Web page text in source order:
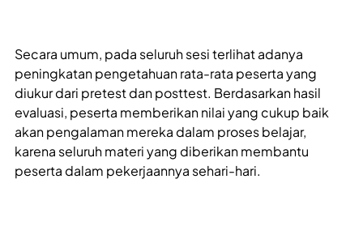
Secara umum, pada seluruh sesi terlihat adanya
peningkatan pengetahuan rata-rata peserta yang
diukur dari pretest dan posttest. Berdasarkan hasil
evaluasi, peserta memberikan nilai yang cukup baik
akan pengalaman mereka dalam proses belajar,
karena seluruh materi yang diberikan membantu
peserta dalam pekerjaannya sehari-hari.